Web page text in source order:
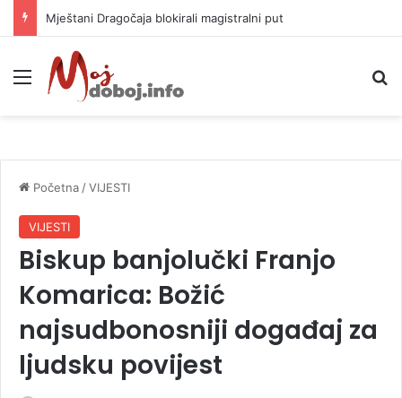
Mještani Dragočaja blokirali magistralni put
Meni
Početna /VIJESTI
VIJESTI
Biskup banjolučki Franjo
Komarica: Božić
najsudbonosniji događaj za
ljudsku povijest